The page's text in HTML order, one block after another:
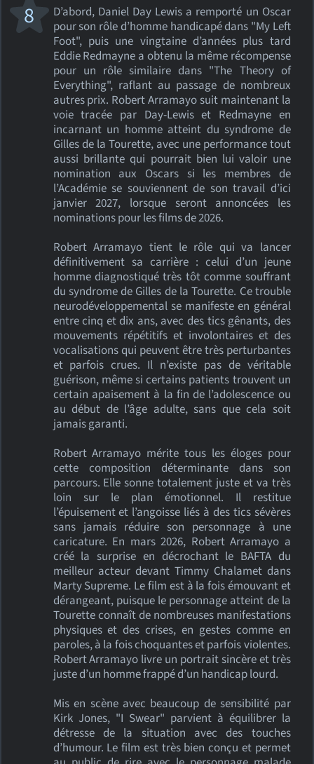
D’abord, Daniel Day Lewis a remporté un Oscar
pour son rôle d’homme handicapé dans "My Left
Foot", puis une vingtaine d’années plus tard
Eddie Redmayne a obtenu la même récompense
pour un rôle similaire dans "The Theory of
Everything", raflant au passage de nombreux
autres prix. Robert Arramayo suit maintenant la
voie tracée par Day‑Lewis et Redmayne en
incarnant un homme atteint du syndrome de
Gilles de la Tourette, avec une performance tout
aussi brillante qui pourrait bien lui valoir une
nomination aux Oscars si les membres de
l’Académie se souviennent de son travail d’ici
janvier 2027, lorsque seront annoncées les
nominations pour les films de 2026.
Robert Arramayo tient le rôle qui va lancer
définitivement sa carrière : celui d’un jeune
homme diagnostiqué très tôt comme souffrant
du syndrome de Gilles de la Tourette. Ce trouble
neurodéveloppemental se manifeste en général
entre cinq et dix ans, avec des tics gênants, des
mouvements répétitifs et involontaires et des
vocalisations qui peuvent être très perturbantes
et parfois crues. Il n’existe pas de véritable
guérison, même si certains patients trouvent un
certain apaisement à la fin de l’adolescence ou
au début de l’âge adulte, sans que cela soit
jamais garanti.
Robert Arramayo mérite tous les éloges pour
cette composition déterminante dans son
parcours. Elle sonne totalement juste et va très
loin sur le plan émotionnel. Il restitue
l’épuisement et l’angoisse liés à des tics sévères
sans jamais réduire son personnage à une
caricature. En mars 2026, Robert Arramayo a
créé la surprise en décrochant le BAFTA du
meilleur acteur devant Timmy Chalamet dans
Marty Supreme. Le film est à la fois émouvant et
dérangeant, puisque le personnage atteint de la
Tourette connaît de nombreuses manifestations
physiques et des crises, en gestes comme en
paroles, à la fois choquantes et parfois violentes.
Robert Arramayo livre un portrait sincère et très
juste d’un homme frappé d’un handicap lourd.
Mis en scène avec beaucoup de sensibilité par
Kirk Jones, "I Swear" parvient à équilibrer la
détresse de la situation avec des touches
d’humour. Le film est très bien conçu et permet
8